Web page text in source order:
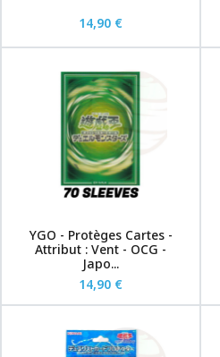
14,90 €
YGO - Protèges Cartes -
Attribut : Vent - OCG -
Japo...
14,90 €